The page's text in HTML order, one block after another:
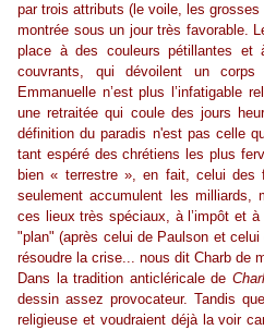
par trois attributs (le voile, les
montrée sous un jour très favorable.
place à des couleurs pétillantes et
couvrants, qui dévoilent un
Emmanuelle n’est plus l’infatigable
une retraitée qui coule des jours
définition du paradis n'est pas celle
tant espéré des chrétiens les plus
bien « terrestre », en fait, celui des
seulement accumulent les milliards,
ces lieux très spéciaux, à l’impôt et
"plan" (après celui de Paulson et
résoudre la crise... nous dit Charb de
Dans la tradition anticléricale de
dessin assez provocateur. Tandis
religieuse et voudraient déjà la voir